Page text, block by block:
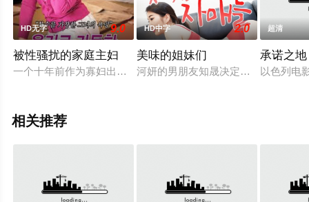
HD无字 9.0
被性骚扰的家庭主妇
一个十年前作为寡妇出现在她眼前的中年男人， 患有心脏病的
HD中字 2.0
美味的姐妹们
河妍的男朋友知晟决定一起去自己弟
超清
承诺之地
以色列电
相关推荐